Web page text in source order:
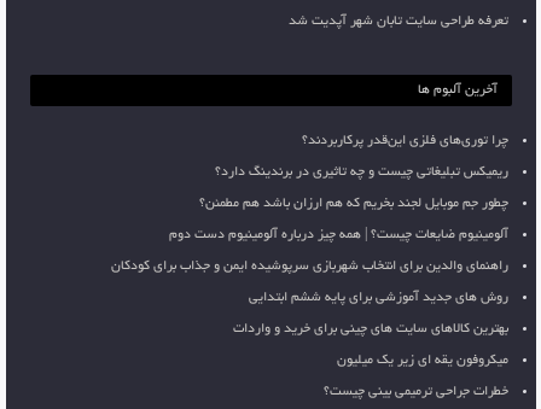
تعرفه طراحی سایت تابان شهر آپدیت شد
آخرین آلبوم ها
چرا توری‌های فلزی این‌قدر پرکاربردند؟
ریمیکس تبلیغاتی چیست و چه تاثیری در برندینگ دارد؟
چطور جم موبایل لجند بخریم که هم ارزان باشد هم مطمئن؟
آلومینیوم ضایعات چیست؟ | همه چیز درباره آلومینیوم دست دوم
راهنمای والدین برای انتخاب شهربازی سرپوشیده ایمن و جذاب برای کودکان
روش های جدید آموزشی برای پایه ششم ابتدایی
بهترین کالاهای سایت های چینی برای خرید و واردات
میکروفون یقه ای زیر یک میلیون
خطرات جراحی ترمیمی بینی چیست؟